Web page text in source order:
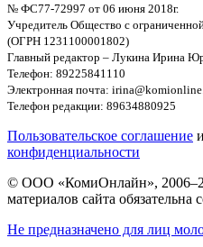
№ ФС77-72997 от 06 июня 2018г.
Учредитель Общество с
(ОГРН 1231100001802)
Главный редактор – Лукина Ирина
Телефон: 89225841110
Электронная почта:
Телефон редакции: 89634880925
Пользовательское соглашение и
конфиденциальности
© ООО «КомиОнлайн»,
материалов сайта обязательна
Не предназначено для лиц